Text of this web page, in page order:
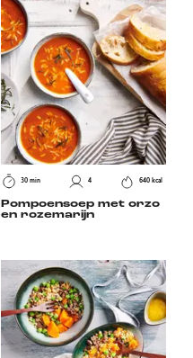
30 min 4 640 kcal
Pompoensoep met orzo
en rozemarijn